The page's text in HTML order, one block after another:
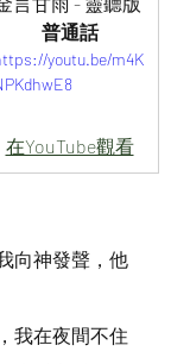
普通話
youtu.be/m4K
在YouTube觀看
向神發聲，他
我在夜間不住